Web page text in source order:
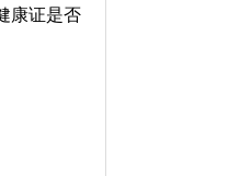
康证是否